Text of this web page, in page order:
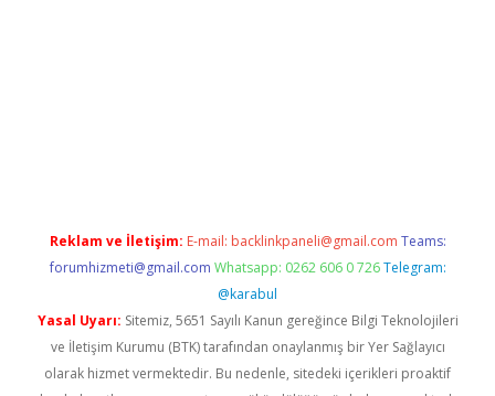
Reklam ve İletişim: E-mail: backlinkpaneli@gmail.com Teams:
forumhizmeti@gmail.com Whatsapp: 0262 606 0 726 Telegram:
@karabul
Yasal Uyarı: Sitemiz, 5651 Sayılı Kanun gereğince Bilgi Teknolojileri
ve İletişim Kurumu (BTK) tarafından onaylanmış bir Yer Sağlayıcı
olarak hizmet vermektedir. Bu nedenle, sitedeki içerikleri proaktif